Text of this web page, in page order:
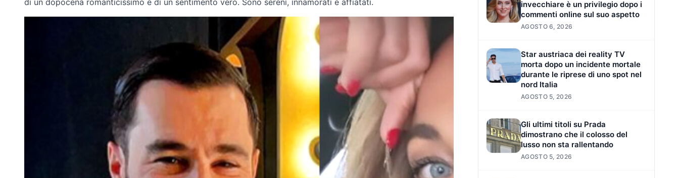
di un dopocena romanticissimo e di un sentimento vero. Sono sereni, innamorati e affiatati.
invecchiare è un privilegio dopo i
commenti online sul suo aspetto
AGOSTO 6, 2026
Star austriaca dei reality TV
morta dopo un incidente mortale
durante le riprese di uno spot nel
nord Italia
AGOSTO 5, 2026
Gli ultimi titoli su Prada
dimostrano che il colosso del
lusso non sta rallentando
AGOSTO 5, 2026